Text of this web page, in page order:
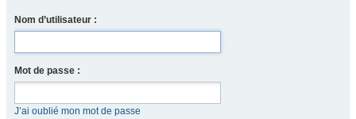
Nom d’utilisateur :
Mot de passe :
J’ai oublié mon mot de passe